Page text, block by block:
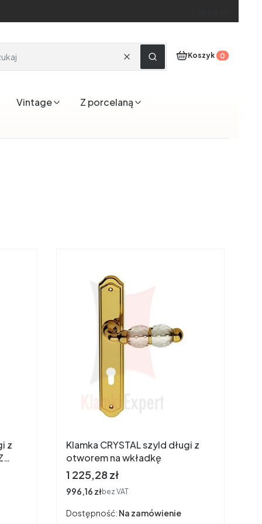
WyczyśćSzukaj Produkty w
Koszyk
Vintage
Z porcelaną
z
Klamka CRYSTAL szyld długi z
otworem na wkładkę
Cena
1 225,28 zł
Cena
996,16 złbez VAT
Dostępność: Na zamówienie